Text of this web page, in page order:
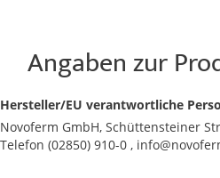
Angaben zur
Hersteller/EU verantwortliche
Novoferm GmbH, Schüttensteiner
Telefon (02850) 910-0 ,